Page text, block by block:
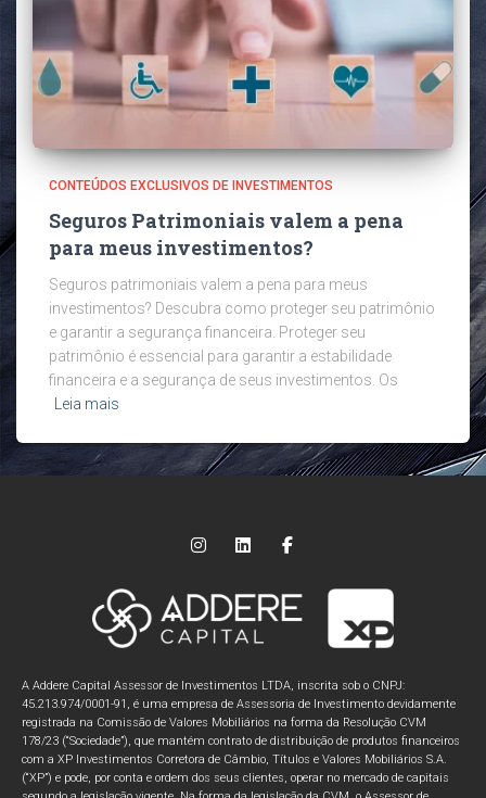
CONTEÚDOS EXCLUSIVOS DE INVESTIMENTOS
Seguros Patrimoniais valem a pena
para meus investimentos?
Seguros patrimoniais valem a pena para meus
investimentos? Descubra como proteger seu patrimônio
e garantir a segurança financeira. Proteger seu
patrimônio é essencial para garantir a estabilidade
financeira e a segurança de seus investimentos. Os
Leia mais
A Addere Capital Assessor de Investimentos LTDA, inscrita sob o CNPJ:
45.213.974/0001-91, é uma empresa de Assessoria de Investimento devidamente
registrada na Comissão de Valores Mobiliários na forma da Resolução CVM
178/23 (“Sociedade”), que mantém contrato de distribuição de produtos financeiros
com a XP Investimentos Corretora de Câmbio, Títulos e Valores Mobiliários S.A.
(“XP”) e pode, por conta e ordem dos seus clientes, operar no mercado de capitais